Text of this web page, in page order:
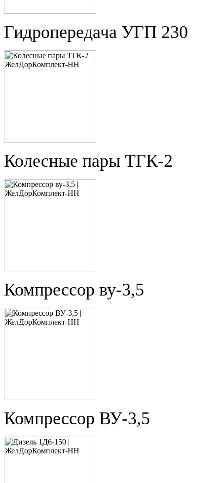
Гидропередача УГП 230
Колесные пары ТГК-2
Компрессор ву-3,5
Компрессор ВУ-3,5